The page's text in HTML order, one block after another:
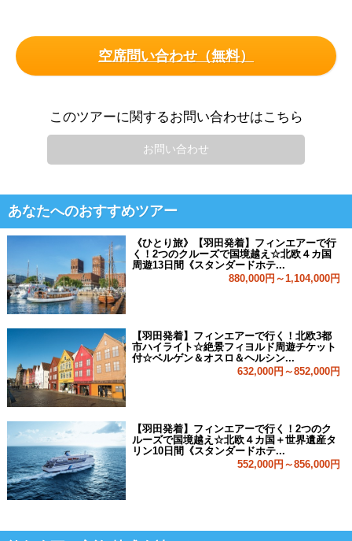
空席問い合わせ（無料）
このツアーに関するお問い合わせはこちら
お問い合わせ
あなたへのおすすめツアー
《ひとり旅》【羽田発着】フィンエアーで行
く！2つのクルーズで国境越え☆北欧４カ国
周遊13日間《スタンダードホテ...
880,000円～1,104,000円
【羽田発着】フィンエアーで行く！北欧3都
市ハイライト☆絶景フィヨルド周遊チケット
付☆ベルゲン＆オスロ＆ヘルシン...
632,000円～852,000円
【羽田発着】フィンエアーで行く！2つのク
ルーズで国境越え☆北欧４カ国＋世界遺産タ
リン10日間《スタンダードホテ...
552,000円～856,000円